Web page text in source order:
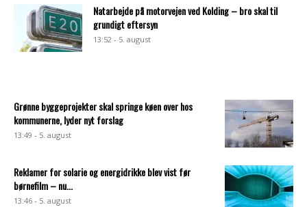
Natarbejde på motorvejen ved Kolding – bro skal til
grundigt eftersyn
13:52 - 5. august
Grønne byggeprojekter skal springe køen over hos
kommunerne, lyder nyt forslag
13:49 - 5. august
Reklamer for solarie og energidrikke blev vist før
børnefilm – nu...
13:46 - 5. august